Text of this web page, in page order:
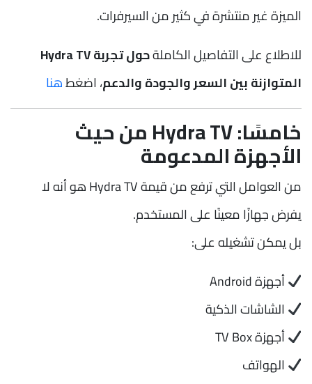
الميزة غير منتشرة في كثير من السيرفرات.
للاطلاع على التفاصيل الكاملة
حول تجربة Hydra TV
المتوازنة بين السعر والجودة والدعم، اضغطهنا
خامسًا: Hydra TV من حيث
الأجهزة المدعومة
من العوامل التي ترفع من قيمة Hydra TV هو أنه لا
يفرض جهازًا معينًا على المستخدم.
بل يمكن تشغيله على:
أجهزة Android
الشاشات الذكية
أجهزة TV Box
الهواتف